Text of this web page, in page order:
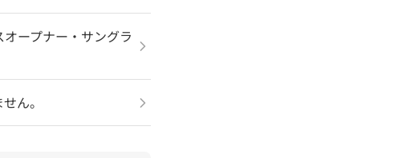
ープナー・サングラ
ん。